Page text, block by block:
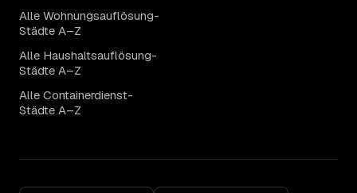
Alle Wohnungsauflösung-
Städte A–Z
Alle Haushaltsauflösung-
Städte A–Z
Alle Containerdienst-
Städte A–Z